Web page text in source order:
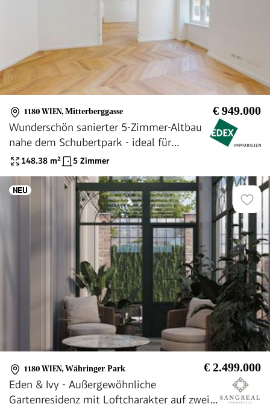
1180 WIEN, Mitterberggasse € 949.000
Wunderschön sanierter 5-Zimmer-Altbau
nahe dem Schubertpark - ideal für
Familien
148.38 m² 5 Zimmer
1180 WIEN, Währinger Park € 2.499.000
Eden & Ivy - Außergewöhnliche
Gartenresidenz mit Loftcharakter auf zwei